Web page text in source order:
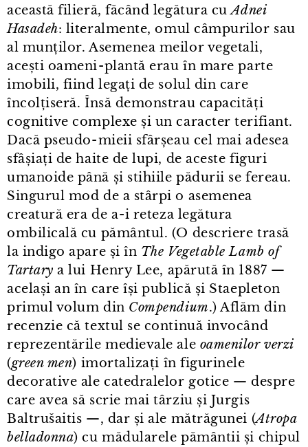
această filieră, făcând legătura cuAdnei
Hasadeh: literalmente, omul câmpurilor sau
al munților. Asemenea meilor vegetali,
acești oameni⁠-⁠plantă erau în mare parte
imobili, fiind legați de solul din care
încolțiseră. Însă demonstrau capacități
cognitive complexe și un caracter terifiant.
Dacă pseudo⁠-⁠mieii sfârșeau cel mai adesea
sfâșiați de haite de lupi, de aceste figuri
umanoide până și stihiile pădurii se fereau.
Singurul mod de a stârpi o asemenea
creatură era de a⁠-⁠i reteza legătura
ombilicală cu pământul. (O descriere trasă
la indigo apare și în The Vegetable Lamb of
Tartary a lui Henry Lee, apărută în 1887 —
același an în care își publică și Staepleton
primul volum din Compendium.) Aflăm din
recenzie că textul se continuă invocând
reprezentările medievale ale oamenilor verzi
(green men) imortalizați în figurinele
decorative ale catedralelor gotice — despre
care avea să scrie mai târziu și Jurgis
Baltrušaitis —, dar și ale mătrăgunei (Atropa
belladonna) cu mădularele pământii și chipul